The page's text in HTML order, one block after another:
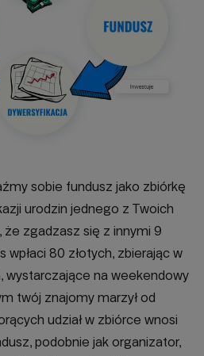
sobie fundusz jako zbiórkę
urodzin jednego z Twoich
zgadzasz się z innymi 9
wpłaci 80 złotych, zbierając w
wystarczające na weekendowy
twój znajomy marzył od
udział w zbiórce wnosi
podobnie jak organizator,